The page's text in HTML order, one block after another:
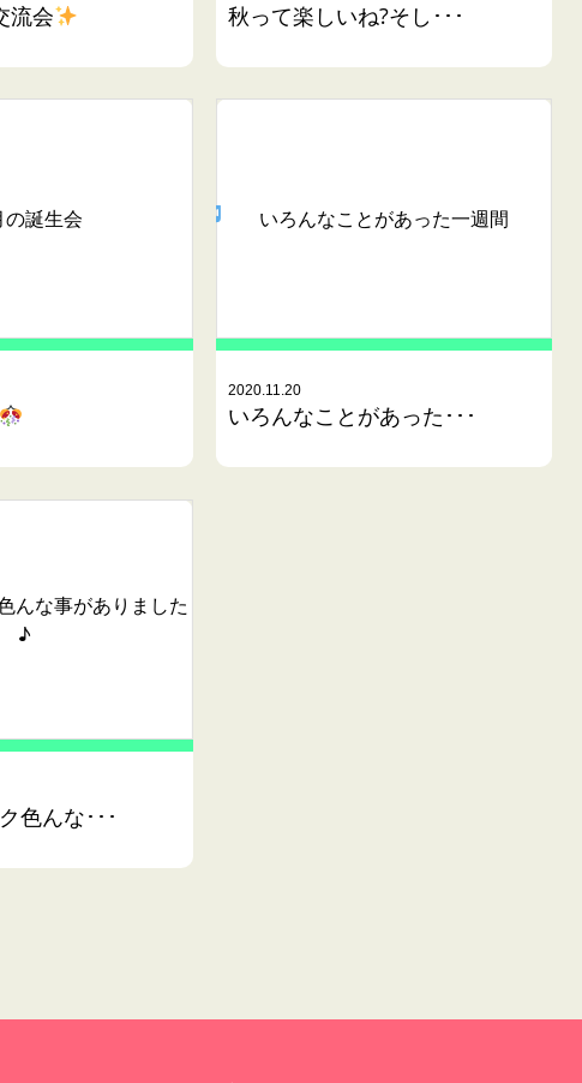
流会 秋って楽しいね?そし･･･
の誕生会 いろんなことがあった一週間
2020.11.20
いろんなことがあった･･･
んな事がありました
♪
色んな･･･